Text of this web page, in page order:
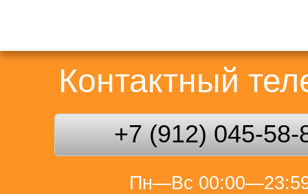
Контактный
+7 (912) 045-58-
Пн—Вс